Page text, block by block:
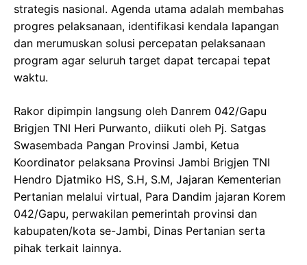
strategis nasional. Agenda utama adalah membahas
progres pelaksanaan, identifikasi kendala lapangan
dan merumuskan solusi percepatan pelaksanaan
program agar seluruh target dapat tercapai tepat
waktu.
Rakor dipimpin langsung oleh Danrem 042/Gapu
Brigjen TNI Heri Purwanto, diikuti oleh Pj. Satgas
Swasembada Pangan Provinsi Jambi, Ketua
Koordinator pelaksana Provinsi Jambi Brigjen TNI
Hendro Djatmiko HS, S.H, S.M, Jajaran Kementerian
Pertanian melalui virtual, Para Dandim jajaran Korem
042/Gapu, perwakilan pemerintah provinsi dan
kabupaten/kota se-Jambi, Dinas Pertanian serta
pihak terkait lainnya.